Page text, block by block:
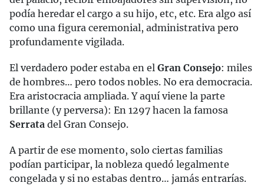
podía heredar el cargo a su hijo, etc, etc. Era algo así
como una figura ceremonial, administrativa pero
profundamente vigilada.
El verdadero poder estaba en el Gran Consejo: miles
de hombres… pero todos nobles. No era democracia.
Era aristocracia ampliada. Y aquí viene la parte
brillante (y perversa): En 1297 hacen la famosa
Serrata del Gran Consejo.
A partir de ese momento, solo ciertas familias
podían participar, la nobleza quedó legalmente
congelada y si no estabas dentro… jamás entrarías.